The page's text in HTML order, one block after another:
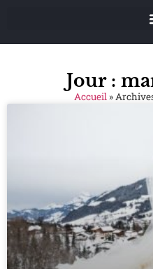
Jour :
Accueil »